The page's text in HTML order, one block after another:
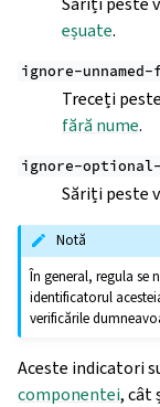
eșuate.
ignore-unnamed-
Treceți
fără nume.
ignore-
Săriți peste
Notă
În general, regula se
identificatorul
verificările
Aceste indicatori
componentei, cât